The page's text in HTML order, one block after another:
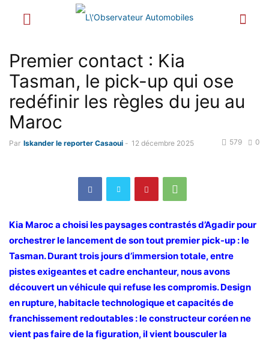
Premier contact : Kia
Tasman, le pick-up qui ose
redéfinir les règles du jeu au
Maroc
Par Iskander le reporter Casaoui - 12 décembre 2025 0
579
Kia Maroc a choisi les paysages contrastés d’Agadir pour
orchestrer le lancement de son tout premier pick-up : le
Tasman. Durant trois jours d’immersion totale, entre
pistes exigeantes et cadre enchanteur, nous avons
découvert un véhicule qui refuse les compromis. Design
en rupture, habitacle technologique et capacités de
franchissement redoutables : le constructeur coréen ne
vient pas faire de la figuration, il vient bousculer la